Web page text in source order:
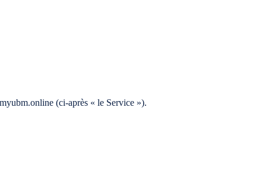
(ci-après « le Service »).